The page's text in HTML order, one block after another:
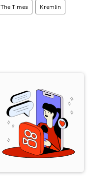
The Times Kremlin